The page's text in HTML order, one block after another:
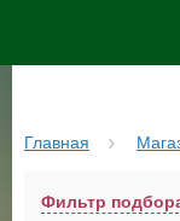
Главная
Фильтр